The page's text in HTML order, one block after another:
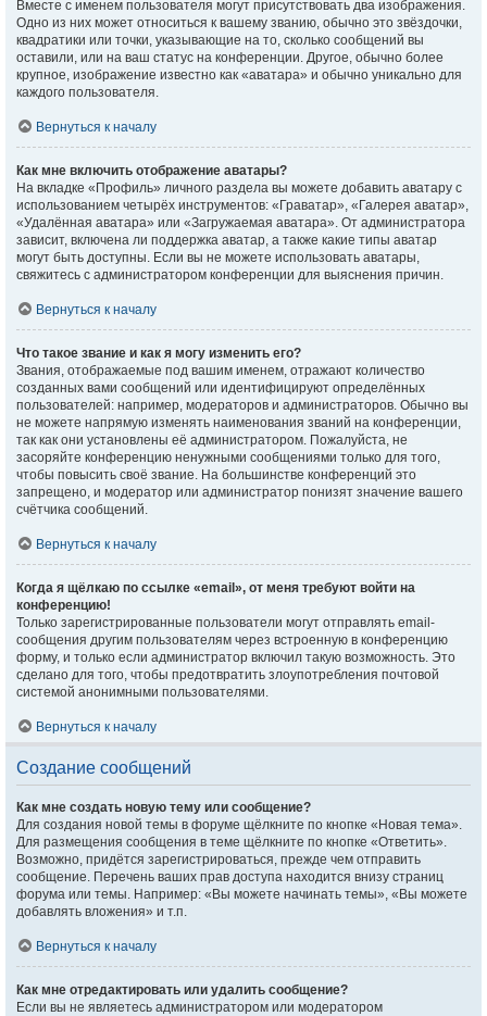
Вместе с именем пользователя могут присутствовать два изображения.
Одно из них может относиться к вашему званию, обычно это звёздочки,
квадратики или точки, указывающие на то, сколько сообщений вы
оставили, или на ваш статус на конференции. Другое, обычно более
крупное, изображение известно как «аватара» и обычно уникально для
каждого пользователя.
Вернуться к началу
Как мне включить отображение аватары?
На вкладке «Профиль» личного раздела вы можете добавить аватару с
использованием четырёх инструментов: «Граватар», «Галерея аватар»,
«Удалённая аватара» или «Загружаемая аватара». От администратора
зависит, включена ли поддержка аватар, а также какие типы аватар
могут быть доступны. Если вы не можете использовать аватары,
свяжитесь с администратором конференции для выяснения причин.
Вернуться к началу
Что такое звание и как я могу изменить его?
Звания, отображаемые под вашим именем, отражают количество
созданных вами сообщений или идентифицируют определённых
пользователей: например, модераторов и администраторов. Обычно вы
не можете напрямую изменять наименования званий на конференции,
так как они установлены её администратором. Пожалуйста, не
засоряйте конференцию ненужными сообщениями только для того,
чтобы повысить своё звание. На большинстве конференций это
запрещено, и модератор или администратор понизят значение вашего
счётчика сообщений.
Вернуться к началу
Когда я щёлкаю по ссылке «email», от меня требуют войти на
конференцию!
Только зарегистрированные пользователи могут отправлять email-
сообщения другим пользователям через встроенную в конференцию
форму, и только если администратор включил такую возможность. Это
сделано для того, чтобы предотвратить злоупотребления почтовой
системой анонимными пользователями.
Вернуться к началу
Создание сообщений
Как мне создать новую тему или сообщение?
Для создания новой темы в форуме щёлкните по кнопке «Новая тема».
Для размещения сообщения в теме щёлкните по кнопке «Ответить».
Возможно, придётся зарегистрироваться, прежде чем отправить
сообщение. Перечень ваших прав доступа находится внизу страниц
форума или темы. Например: «Вы можете начинать темы», «Вы можете
добавлять вложения» и т.п.
Вернуться к началу
Как мне отредактировать или удалить сообщение?
Если вы не являетесь администратором или модератором